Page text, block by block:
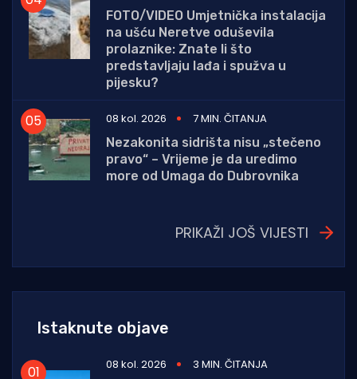
FOTO/VIDEO Umjetnička instalacija
na ušću Neretve oduševila
prolaznike: Znate li što
predstavljaju lađa i spužva u
pijesku?
08 kol. 2026
7 MIN. ČITANJA
Nezakonita sidrišta nisu „stečeno
pravo“ – Vrijeme je da uredimo
more od Umaga do Dubrovnika
PRIKAŽI JOŠ VIJESTI
Istaknute objave
08 kol. 2026
3 MIN. ČITANJA